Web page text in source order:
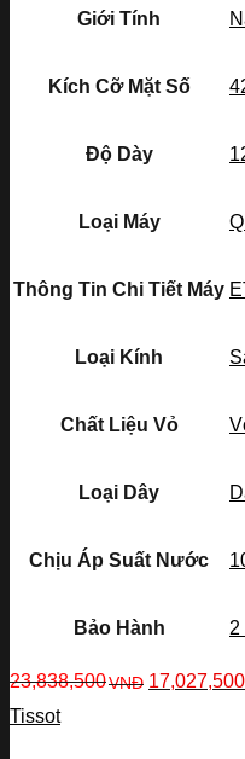
Giới Tính
Kích Cỡ Mặt Số
Độ Dày
Loại Máy
Thông Tin Chi Tiết Máy
Loại Kính
Chất Liệu Vỏ
Loại Dây
Chịu Áp Suất Nước
Bảo Hành 2
23,838,500VNĐ 17,027,500
Tissot